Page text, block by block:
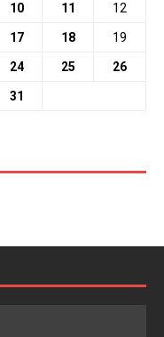
10 11 12
17 18 19
24 25 26
31